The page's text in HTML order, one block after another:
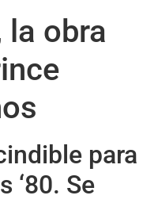
la obra
para
‘80. Se